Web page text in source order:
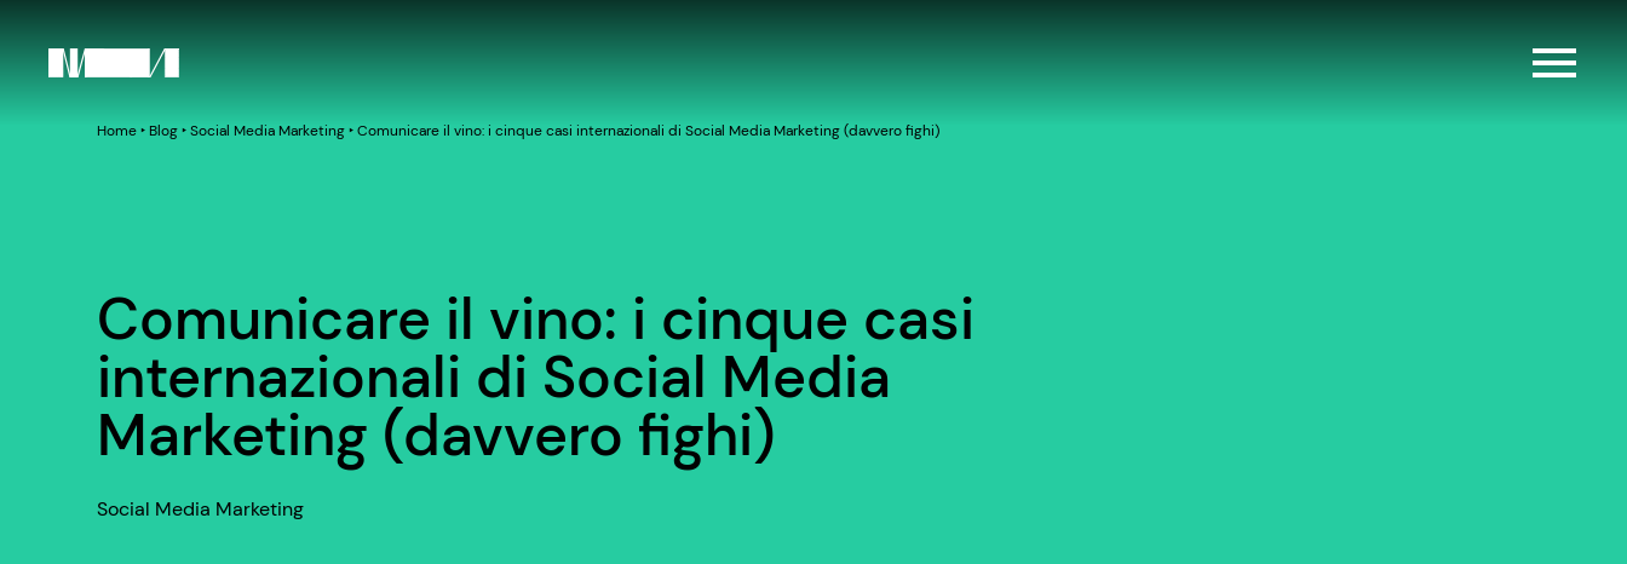
Home‣ Blog‣Social Media Marketing‣Comunicare il vino: i cinque casi internazionali di Social Media Marketing (davvero fighi)
Comunicare il vino: i cinque casi
internazionali di Social Media
Marketing (davvero fighi)
Social Media Marketing